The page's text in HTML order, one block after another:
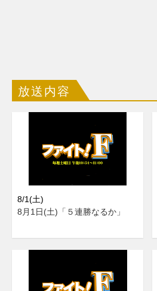
放送内容
8/1(土)
8月1日(土)「５連勝なるか」